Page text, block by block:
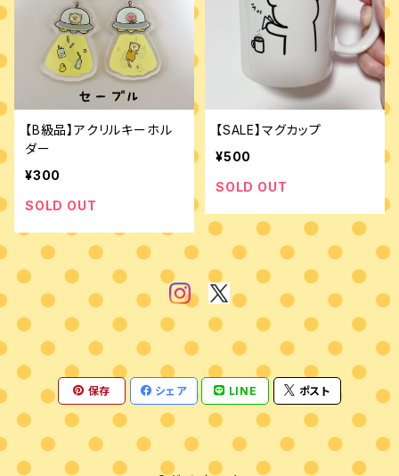
【B級品】アクリルキーホル
ダー
¥300
SOLD OUT
【SALE】マグカップ
¥500
SOLD OUT
保存 シェア LINE ポスト